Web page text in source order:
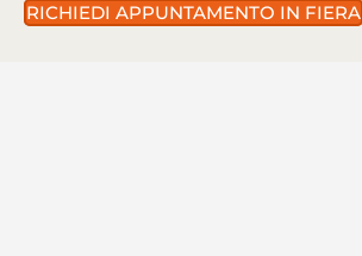
RICHIEDI APPUNTAMENTO IN FIERA